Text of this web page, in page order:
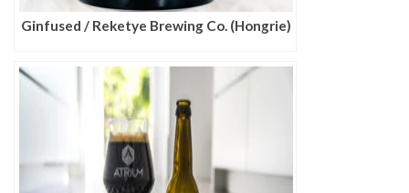
Ginfused / Reketye Brewing Co. (Hongrie)